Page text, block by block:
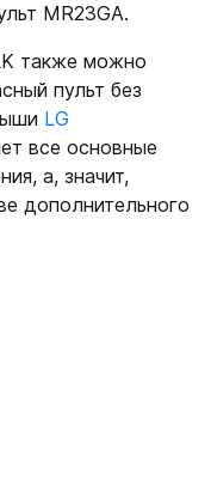
MR23GA.
также можно
пульт без
LG
все основные
а, значит,
дополнительного